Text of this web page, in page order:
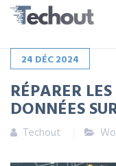
24 DÉC2024
RÉPARER
DONNÉES
Techout